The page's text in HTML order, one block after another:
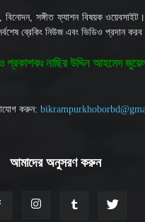
সঙ্গীত ফ্যাশন বিষয়ক
ব্রেকিং নিউজ এবং ভিডিও প্রদান
প্রকাশকঃ নাছির উদ্দিন আহমেদ
করুন:
আমাদের অনুসরণ করুন